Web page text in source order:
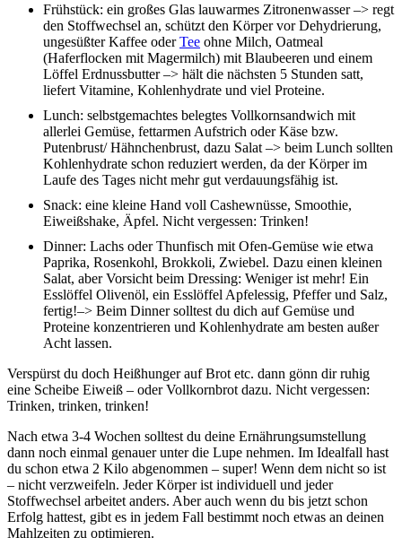
Frühstück: ein großes Glas lauwarmes Zitronenwasser –> regt
den Stoffwechsel an, schützt den Körper vor Dehydrierung,
ungesüßter Kaffee oderTee ohne Milch, Oatmeal
(Haferflocken mit Magermilch) mit Blaubeeren und einem
Löffel Erdnussbutter –> hält die nächsten 5 Stunden satt,
liefert Vitamine, Kohlenhydrate und viel Proteine.
Lunch: selbstgemachtes belegtes Vollkornsandwich mit
allerlei Gemüse, fettarmen Aufstrich oder Käse bzw.
Putenbrust/ Hähnchenbrust, dazu Salat –> beim Lunch sollten
Kohlenhydrate schon reduziert werden, da der Körper im
Laufe des Tages nicht mehr gut verdauungsfähig ist.
Snack: eine kleine Hand voll Cashewnüsse, Smoothie,
Eiweißshake, Äpfel. Nicht vergessen: Trinken!
Dinner: Lachs oder Thunfisch mit Ofen-Gemüse wie etwa
Paprika, Rosenkohl, Brokkoli, Zwiebel. Dazu einen kleinen
Salat, aber Vorsicht beim Dressing: Weniger ist mehr! Ein
Esslöffel Olivenöl, ein Esslöffel Apfelessig, Pfeffer und Salz,
fertig!–> Beim Dinner solltest du dich auf Gemüse und
Proteine konzentrieren und Kohlenhydrate am besten außer
Acht lassen.
Verspürst du doch Heißhunger auf Brot etc. dann gönn dir ruhig
eine Scheibe Eiweiß – oder Vollkornbrot dazu. Nicht vergessen:
Trinken, trinken, trinken!
Nach etwa 3-4 Wochen solltest du deine Ernährungsumstellung
dann noch einmal genauer unter die Lupe nehmen. Im Idealfall hast
du schon etwa 2 Kilo abgenommen – super! Wenn dem nicht so ist
– nicht verzweifeln. Jeder Körper ist individuell und jeder
Stoffwechsel arbeitet anders. Aber auch wenn du bis jetzt schon
Erfolg hattest, gibt es in jedem Fall bestimmt noch etwas an deinen
Mahlzeiten zu optimieren.